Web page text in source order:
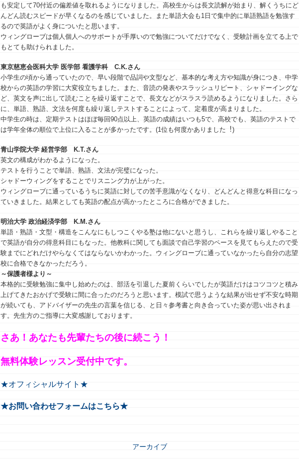
も安定して70付近の偏差値を取れるようになりました。高校生からは長文読解が始まり、解くうちにど
んどん読むスピードが早くなるのを感じていました。また単語大会も1日で集中的に単語熟語を勉強す
るので英語がよく身についたと思います。
ウィングローブは個人個人へのサポートが手厚いので勉強についてだけでなく、受験計画を立てる上で
もとても助けられました。
東京慈恵会医科大学 医学部 看護学科 C.K.さん
⼩学⽣の頃から通っていたので、早い段階で品詞や⽂型など、基本的な考え⽅や知識が⾝につき、中学
校からの英語の学習に⼤変役⽴ちました。また、⾳読の発表やスラッシュリピート、シャドーイングな
ど、英⽂を声に出して読むことを繰り返すことで、⻑⽂などがスラスラ読めるようになりました。さら
に、単語、熟語、⽂法を何度も繰り返しテストすることによって、定着度が⾼まりました。
中学⽣の時は、定期テストはほぼ毎回90点以上、英語の成績はいつも5で、⾼校でも、英語のテストで
は学年全体の順位で上位に⼊ることが多かったです。(1位も何度かありました︕)
青山学院大学 経営学部
K.T.さん
英文の構成がわかるようになった。
テストを行うことで単語、熟語、文法が完璧になった。
シャドーウィングをすることでリスニング力が上がった。
ウィングローブに通っているうちに英語に対しての苦手意識がなくなり、どんどんと得意な科目になっ
ていきました。結果としても英語の配点が高かったところに合格ができました。
明治大学 政治経済学部
K.M.さん
単語・熟語・文型・構造をこんなにもしつこくやる塾は他にないと思うし、これらを繰り返しやること
で英語が自分の得意科目にもなった。他教科に関しても面談で自己学習のペースを見てもらえたので受
験までにどれだけやらなくてはならないかわかった。ウィングローブに通っていなかったら自分の志望
校に合格できなかっただろう。
～保護者様より～
本格的に受験勉強に集中し始めたのは、部活を引退した夏前くらいでしたが英語だけはコツコツと積み
上げてきたおかげで受験に間に合ったのだろうと思います。模試で思うような結果が出せず不安な時期
が続いても、アドバイザーの先生の言葉を信じる、と日々参考書と向き合っていた姿が思い出されま
す。先生方のご指導に大変感謝しております。
さあ！あなたも先輩たちの後に続こう！
無料体験レッスン受付中です。
★オフィシャルサイト★
★お問い合わせフォームはこちら★
アーカイブ